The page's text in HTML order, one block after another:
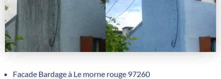
Facade Bardage à Le morne rouge 97260